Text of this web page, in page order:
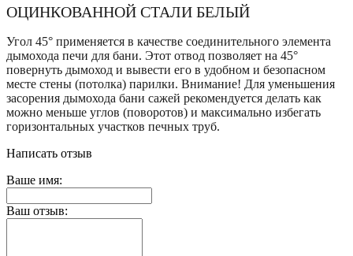
ОЦИНКОВАННОЙ СТАЛИ БЕЛЫЙ
Угол 45° применяется в качестве соединительного элемента
дымохода печи для бани. Этот отвод позволяет на 45°
повернуть дымоход и вывести его в удобном и безопасном
месте стены (потолка) парилки. Внимание! Для уменьшения
засорения дымохода бани сажей рекомендуется делать как
можно меньше углов (поворотов) и максимально избегать
горизонтальных участков печных труб.
Написать отзыв
Ваше имя:
Ваш отзыв: